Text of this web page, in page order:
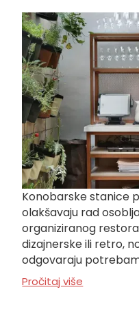
Konobarske stanice
olakšavaju rad
organiziranog
dizajnerske ili retro,
odgovaraju
Pročitaj više